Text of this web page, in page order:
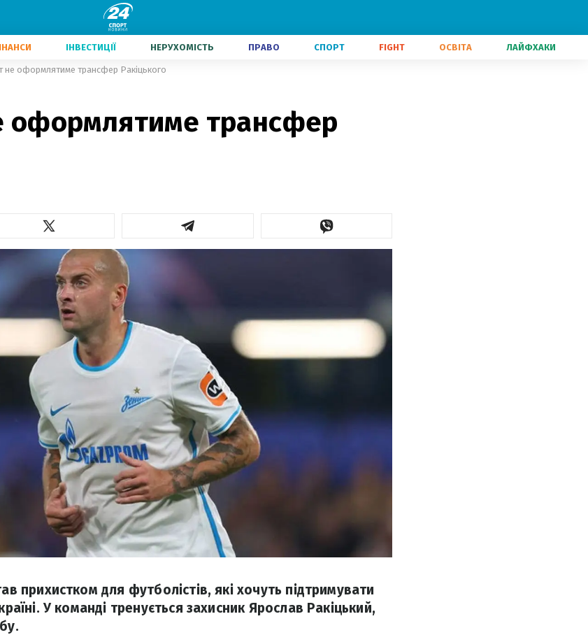
ІНВЕСТИЦІЇ НЕРУХОМІСТЬ ПРАВО СПОРТ FIGHT ОСВІТА ЛАЙФХАКИ
не оформлятиме трансфер Ракіцького
оформлятиме трансфер
прихистком для футболістів, які хочуть підтримувати
У команді тренується захисник Ярослав Ракіцький,